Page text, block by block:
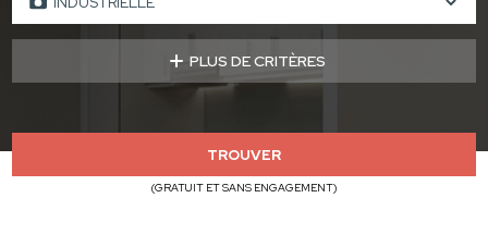
PLUS DE CRITÈRES
TROUVER
(GRATUIT ET SANS ENGAGEMENT)